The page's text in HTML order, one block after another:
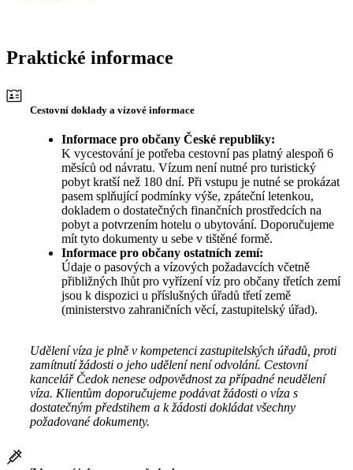
Praktické informace
Cestovní doklady a vízové informace
Informace pro občany České republiky:
K vycestování je potřeba cestovní pas platný alespoň 6
měsíců od návratu. Vízum není nutné pro turistický
pobyt kratší než 180 dní. Při vstupu je nutné se prokázat
pasem splňující podmínky výše, zpáteční letenkou,
dokladem o dostatečných finančních prostředcích na
pobyt a potvrzením hotelu o ubytování. Doporučujeme
mít tyto dokumenty u sebe v tištěné formě.
Informace pro občany ostatních zemí:
Údaje o pasových a vízových požadavcích včetně
přibližných lhůt pro vyřízení víz pro občany třetích zemí
jsou k dispozici u příslušných úřadů třetí země
(ministerstvo zahraničních věcí, zastupitelský úřad).
Udělení víza je plně v kompetenci zastupitelských úřadů, proti
zamítnutí žádosti o jeho udělení není odvolání. Cestovní
kancelář Čedok nenese odpovědnost za případné neudělení
víza. Klientům doporučujeme podávat žádosti o víza s
dostatečným předstihem a k žádosti dokládat všechny
požadované dokumenty.